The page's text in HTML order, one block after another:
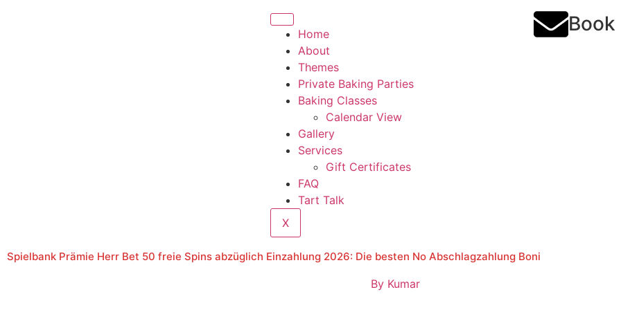
Home
About
Themes
Private Baking Parties
Baking Classes
Calendar View
Gallery
Services
Gift Certificates
FAQ
Tart Talk
X
Book
Spielbank Prämie Herr Bet 50 freie Spins abzüglich Einzahlung 2026: Die besten No Abschlagzahlung Boni
ByKumar